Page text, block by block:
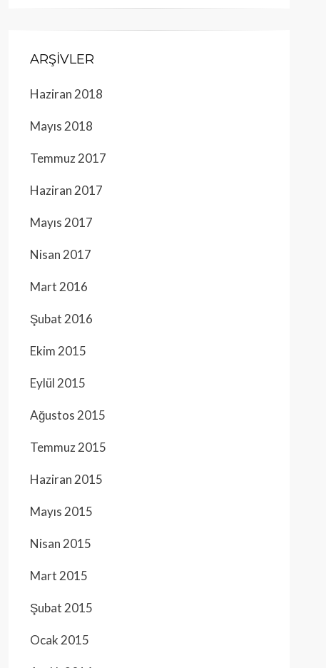
ARŞIVLER
Haziran 2018
Mayıs 2018
Temmuz 2017
Haziran 2017
Mayıs 2017
Nisan 2017
Mart 2016
Şubat 2016
Ekim 2015
Eylül 2015
Ağustos 2015
Temmuz 2015
Haziran 2015
Mayıs 2015
Nisan 2015
Mart 2015
Şubat 2015
Ocak 2015